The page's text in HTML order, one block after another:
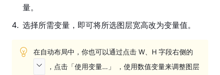
量。
4. 选择所需变量，即可将所选图层宽高改为变量值。
在自动布局中，你也可以通过点击 W、H 字段右侧的
，点击「使用变量…」 ，使用数值变量来调整图层